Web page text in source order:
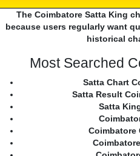
The Coimbatore Satta King
because users regularly want
historical
Most Searched
Satta Chart
Satta Result
Satta
Coimbatore